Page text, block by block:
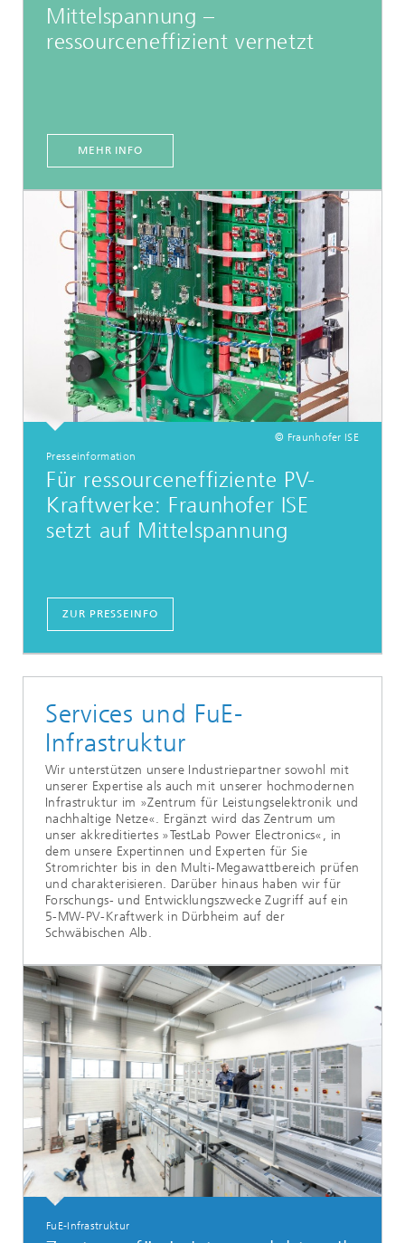
Mittelspannung –
ressourceneffizient vernetzt
MEHR INFO
© Fraunhofer ISE
Presseinformation
Für ressourceneffiziente PV-
Kraftwerke: Fraunhofer ISE
setzt auf Mittelspannung
ZUR PRESSEINFO
Services und FuE-
Infrastruktur
Wir unterstützen unsere Industriepartner sowohl mit
unserer Expertise als auch mit unserer hochmodernen
Infrastruktur im »Zentrum für Leistungselektronik und
nachhaltige Netze«. Ergänzt wird das Zentrum um
unser akkreditiertes »TestLab Power Electronics«, in
dem unsere Expertinnen und Experten für Sie
Stromrichter bis in den Multi-Megawattbereich prüfen
und charakterisieren. Darüber hinaus haben wir für
Forschungs- und Entwicklungszwecke Zugriff auf ein
5-MW-PV-Kraftwerk in Dürbheim auf der
Schwäbischen Alb.
FuE-Infrastruktur